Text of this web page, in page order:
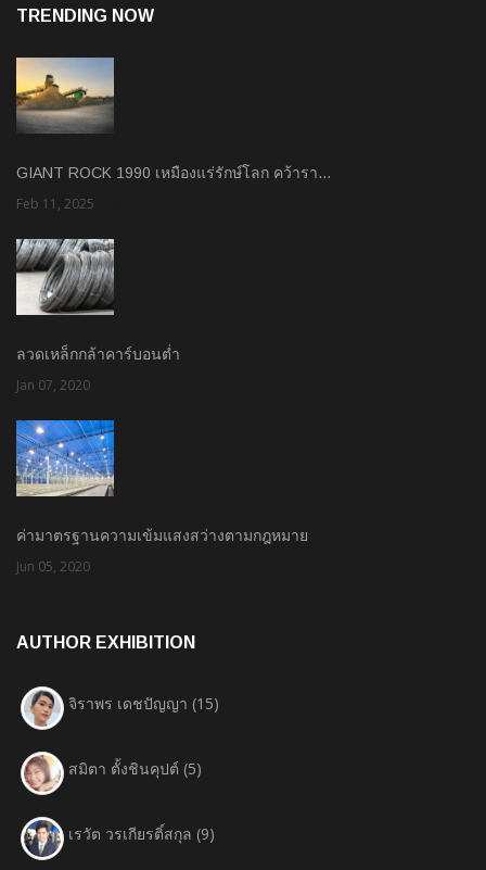
TRENDING NOW
GIANT ROCK 1990 เหมืองแร่รักษ์โลก คว้ารา…
Feb 11, 2025
ลวดเหล็กกล้าคาร์บอนต่ำ
Jan 07, 2020
ค่ามาตรฐานความเข้มแสงสว่างตามกฎหมาย
Jun 05, 2020
AUTHOR EXHIBITION
จิราพร เดชปัญญา (15)
สมิตา ตั้งชินคุปต์ (5)
เรวัต วรเกียรติ์สกุล (9)